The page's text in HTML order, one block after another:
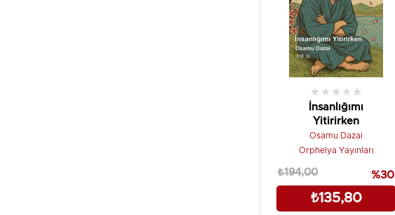
İnsanlığımı
Yitirirken
★ ★ ★ ★ ★
Osamu Dazai
Orphelya Yayınları
₺135,80
₺194,00 %30